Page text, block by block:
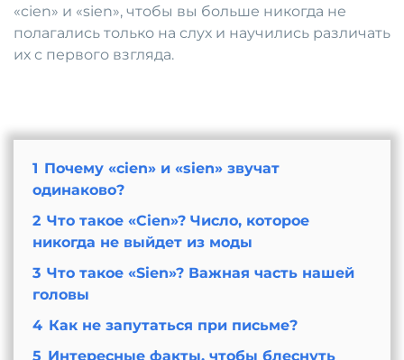
«cien» и «sien», чтобы вы больше никогда не
полагались только на слух и научились различать
их с первого взгляда.
1 Почему «cien» и «sien» звучат
одинаково?
2 Что такое «Cien»? Число, которое
никогда не выйдет из моды
3 Что такое «Sien»? Важная часть нашей
головы
4 Как не запутаться при письме?
5 Интересные факты, чтобы блеснуть